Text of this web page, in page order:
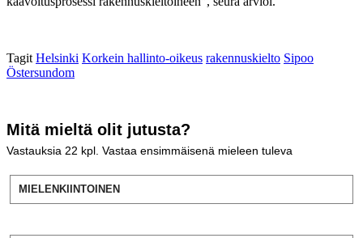
Tagit Helsinki Korkein hallinto-oikeus rakennuskielto Sipoo
Östersundom
Mitä mieltä olit jutusta?
Vastauksia 22 kpl. Vastaa ensimmäisenä mieleen tuleva
MIELENKIINTOINEN